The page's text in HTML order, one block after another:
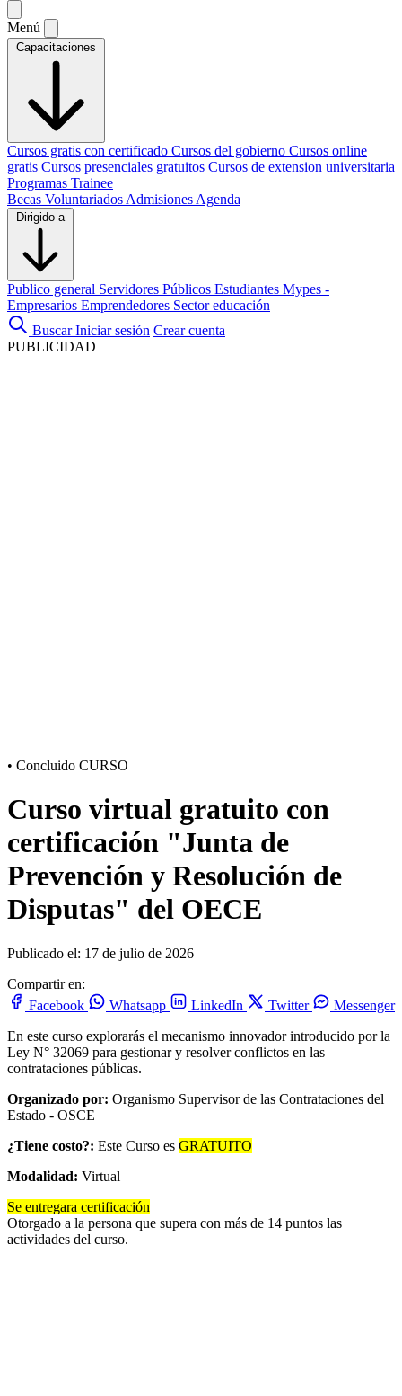
Menú
Capacitaciones
Cursos gratis con certificado Cursos del gobierno Cursos online
gratis Cursos presenciales gratuitos Cursos de extension universitaria
Programas Trainee
Becas Voluntariados Admisiones Agenda
Dirigido a
Publico general Servidores Públicos Estudiantes Mypes -
Empresarios Emprendedores Sector educación
Buscar Iniciar sesión Crear cuenta
PUBLICIDAD
• Concluido CURSO
Curso virtual gratuito con
certificación "Junta de
Prevención y Resolución de
Disputas" del OECE
Publicado el: 17 de julio de 2026
Compartir en:
Facebook
Whatsapp LinkedIn Twitter
Messenger
En este curso explorarás el mecanismo innovador introducido por la
Ley N° 32069 para gestionar y resolver conflictos en las
contrataciones públicas.
Organizado por: Organismo Supervisor de las Contrataciones del
Estado - OSCE
¿Tiene costo?: Este Curso es GRATUITO
Modalidad: Virtual
Se entregara certificación
Otorgado a la persona que supera con más de 14 puntos las
actividades del curso.